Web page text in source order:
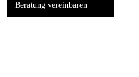
Beratung vereinbaren